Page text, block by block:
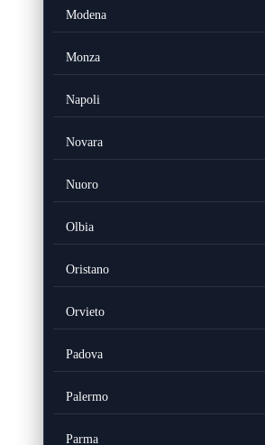
Modena
Monza
Napoli
Novara
Nuoro
Olbia
Oristano
Orvieto
Padova
Palermo
Parma